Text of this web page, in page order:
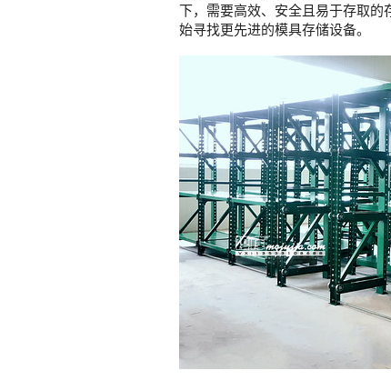
下，需要高效、安全且易于存取
始寻找更先进的模具存储设备。